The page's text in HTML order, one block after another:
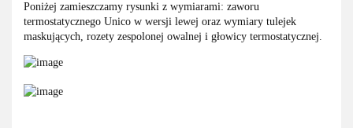
Poniżej zamieszczamy rysunki z wymiarami: zaworu
termostatycznego Unico w wersji lewej oraz wymiary tulejek
maskujących, rozety zespolonej owalnej i głowicy termostatycznej.